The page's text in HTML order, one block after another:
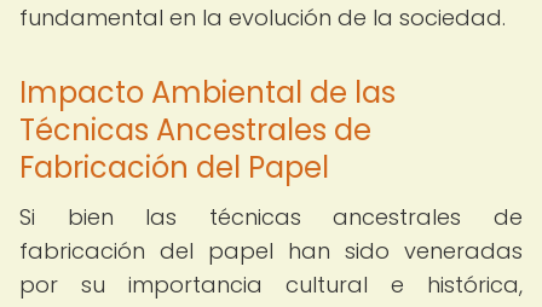
fundamental en la evolución de la sociedad.
Impacto Ambiental de las
Técnicas Ancestrales de
Fabricación del Papel
Si bien las técnicas ancestrales de
fabricación del papel han sido veneradas
por su importancia cultural e histórica,